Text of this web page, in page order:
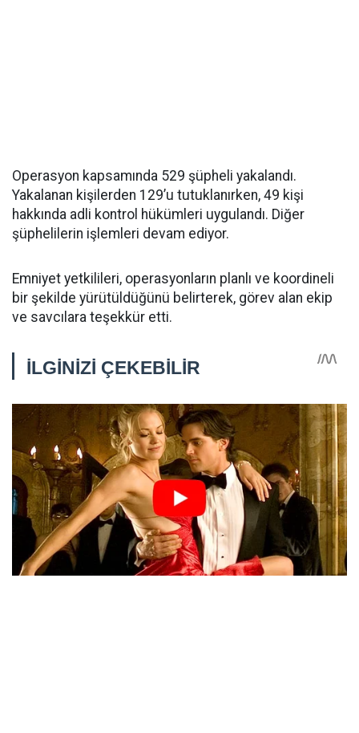
Operasyon kapsamında 529 şüpheli yakalandı.
Yakalanan kişilerden 129’u tutuklanırken, 49 kişi
hakkında adli kontrol hükümleri uygulandı. Diğer
şüphelilerin işlemleri devam ediyor.
Emniyet yetkilileri, operasyonların planlı ve koordineli
bir şekilde yürütüldüğünü belirterek, görev alan ekip
ve savcılara teşekkür etti.